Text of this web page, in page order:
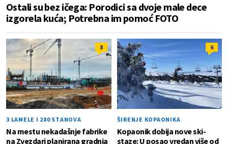
Ostali su bez ičega: Porodici sa dvoje male dece
izgorela kuća; Potrebna im pomoć FOTO
8
3 LAMELE I 280 STANOVA
Na mestu nekadašnje fabrike
na Zvezdari planirana gradnja
6
ŠIRENJE KOPAONIKA
Kopaonik dobija nove ski-
staze: U posao vredan više od